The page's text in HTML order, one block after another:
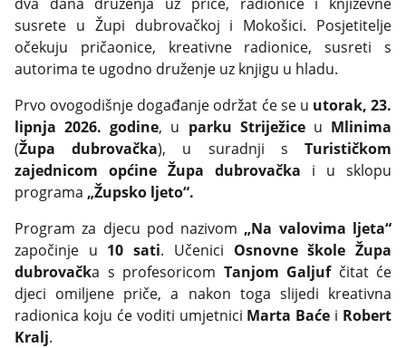
susrete u Župi dubrovačkoj i Mokošici. Posjetitelje
očekuju pričaonice, kreativne radionice, susreti s
autorima te ugodno druženje uz knjigu u hladu.
Prvo ovogodišnje događanje održat će se u utorak, 23.
lipnja 2026. godine, u parku Striježice u Mlinima
(Župa dubrovačka), u suradnji sTurističkom
zajednicom općine Župa dubrovačka i u sklopu
programa „Župsko ljeto“.
Program za djecu pod nazivom „Na valovima ljeta“
započinje u 10 sati. Učenici Osnovne škole Župa
dubrovačka s profesoricom Tanjom Galjufčitat će
djeci omiljene priče, a nakon toga slijedi kreativna
radionica koju će voditi umjetnici Marta Baće i Robert
Kralj.